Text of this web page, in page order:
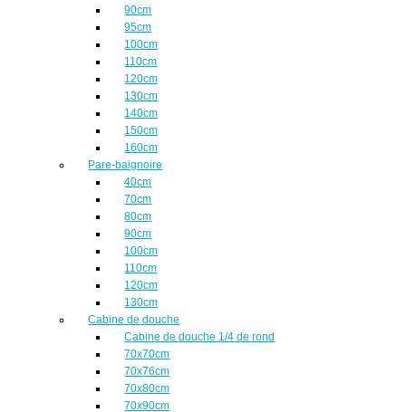
90cm
95cm
100cm
110cm
120cm
130cm
140cm
150cm
160cm
Pare-baignoire
40cm
70cm
80cm
90cm
100cm
110cm
120cm
130cm
Cabine de douche
Cabine de douche 1/4 de rond
70x70cm
70x76cm
70x80cm
70x90cm